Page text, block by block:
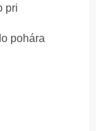
pri
pohára